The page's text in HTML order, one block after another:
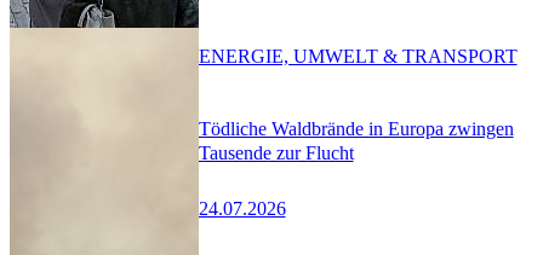
Tödliche Waldbrände in Europa zwingen
Tausende zur Flucht
24.07.2026
ENERGIE, UMWELT & TRANSPORT